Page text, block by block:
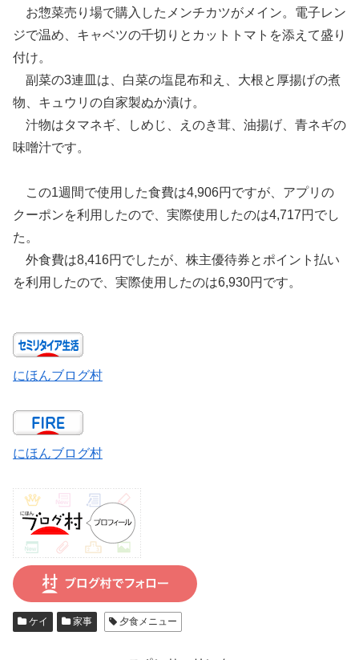
お惣菜売り場で購入したメンチカツがメイン。電子レン
ジで温め、キャベツの千切りとカットトマトを添えて盛り
付け。
副菜の3連皿は、白菜の塩昆布和え、大根と厚揚げの煮
物、キュウリの自家製ぬか漬け。
汁物はタマネギ、しめじ、えのき茸、油揚げ、青ネギの
味噌汁です。
この1週間で使用した食費は4,906円ですが、アプリの
クーポンを利用したので、実際使用したのは4,717円でし
た。
外食費は8,416円でしたが、株主優待券とポイント払い
を利用したので、実際使用したのは6,930円です。
にほんブログ村
にほんブログ村
ケイ 家事 夕食メニュー